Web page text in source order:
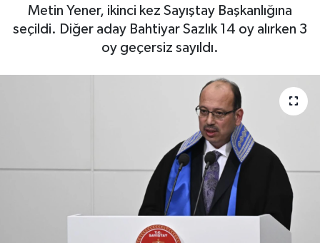
Metin Yener, ikinci kez Sayıştay Başkanlığına
seçildi. Diğer aday Bahtiyar Sazlık 14 oy alırken 3
oy geçersiz sayıldı.